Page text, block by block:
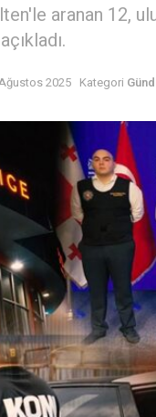
aranan 12,
2025 Kategori